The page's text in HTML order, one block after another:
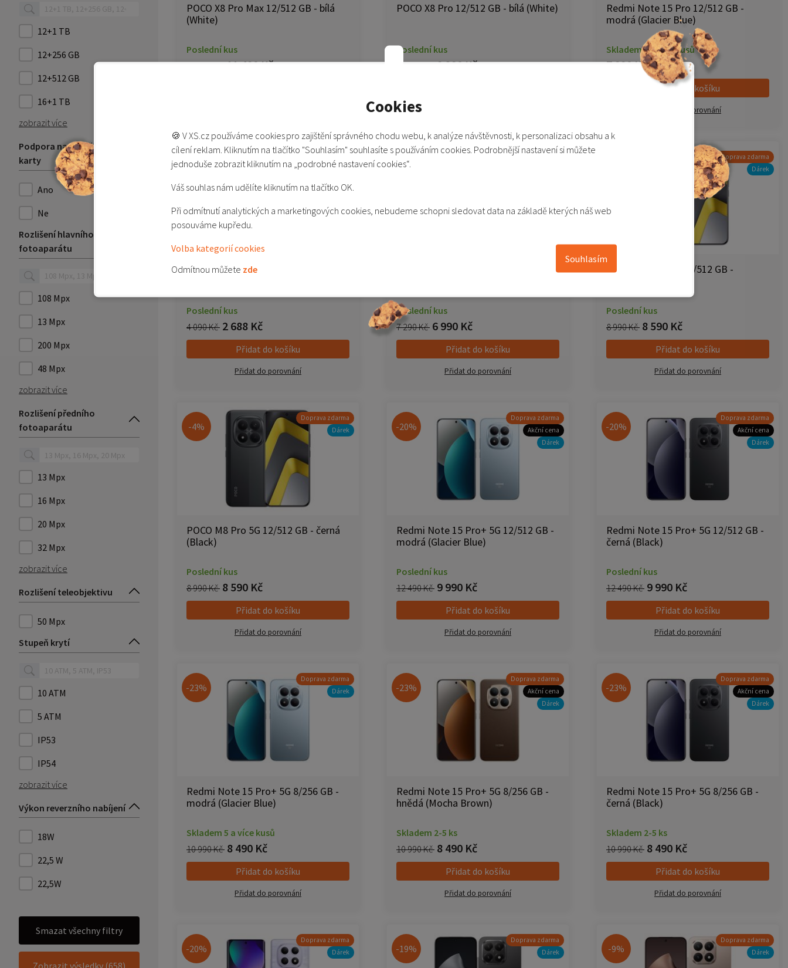
Cookies
🍪 V XS.cz používáme cookies pro zajištění správného chodu webu, k analýze návštěvnosti, k personalizaci obsahu a k
cílení reklam. Kliknutím na tlačítko "Souhlasím" souhlasíte s používáním cookies. Podrobnější nastavení si můžete
jednoduše zobrazit kliknutím na „podrobné nastavení cookies“.
Váš souhlas nám udělíte kliknutím na tlačítko OK.
Při odmítnutí analytických a marketingových cookies, nebudeme schopni sledovat data na základě kterých náš web
posouváme kupředu.
Volba kategorií cookies
Odmítnou můžete zde
Souhlasím
12+1 TB
12+256 GB
12+512 GB
16+1 TB
zobrazit více
Podpora na paměťové
karty
Ano
Ne
Rozlišení hlavního
fotoaparátu
108 Mpx
13 Mpx
200 Mpx
48 Mpx
zobrazit více
Rozlišení předního
fotoaparátu
13 Mpx
16 Mpx
20 Mpx
32 Mpx
zobrazit více
Rozlišení teleobjektivu
50 Mpx
Stupeň krytí
10 ATM
5 ATM
IP53
IP54
zobrazit více
Výkon reverzního nabíjení
18W
22,5 W
22,5W
Smazat všechny filtry
POCO X8 Pro Max 12/512 GB - bílá
(White)
Poslední kus
13 290 Kč 11 490 Kč
POCO X8 Pro 12/512 GB - bílá (White)
Poslední kus
10 790 Kč 9 290 Kč
Redmi Note 15 Pro 12/512 GB -
modrá (Glacier Blue)
Skladem 5 a více kusů
7 990 Kč
Přidat do košíku
Přidat do porovnání
-34%
Dárek
Rozbaleno - Redmi 15C 5G 4/128 GB
Poslední kus
4 090 Kč 2 688 Kč
Přidat do košíku
Přidat do porovnání
-4%
Doprava zdarma
Poslední kus
7 290 Kč 6 990 Kč
Přidat do košíku
Přidat do porovnání
Doprava zdarma
Dárek
POCO M8 Pro 5G 12/512 GB -
Poslední kus
8 990 Kč 8 590 Kč
Přidat do košíku
Přidat do porovnání
-4%
Doprava zdarma
Dárek
POCO M8 Pro 5G 12/512 GB - černá
(Black)
Poslední kus
8 990 Kč 8 590 Kč
Přidat do košíku
Přidat do porovnání
-20%
Doprava zdarma
Akční cena
Dárek
Redmi Note 15 Pro+ 5G 12/512 GB -
modrá (Glacier Blue)
Poslední kus
12 490 Kč 9 990 Kč
Přidat do košíku
Přidat do porovnání
-20%
Doprava zdarma
Akční cena
Dárek
Redmi Note 15 Pro+ 5G 12/512 GB -
černá (Black)
Poslední kus
12 490 Kč 9 990 Kč
Přidat do košíku
Přidat do porovnání
-23%
Doprava zdarma
Dárek
Redmi Note 15 Pro+ 5G 8/256 GB -
modrá (Glacier Blue)
Skladem 5 a více kusů
10 990 Kč 8 490 Kč
Přidat do košíku
Přidat do porovnání
-23%
Doprava zdarma
Akční cena
Dárek
Redmi Note 15 Pro+ 5G 8/256 GB -
hnědá (Mocha Brown)
Skladem 2-5 ks
10 990 Kč 8 490 Kč
Přidat do košíku
Přidat do porovnání
-23%
Doprava zdarma
Akční cena
Dárek
Redmi Note 15 Pro+ 5G 8/256 GB -
černá (Black)
Skladem 2-5 ks
10 990 Kč 8 490 Kč
Přidat do košíku
Přidat do porovnání
-20%
Doprava zdarma
Dárek
-19%
Doprava zdarma
Dárek
-9%
Doprava zdarma
Dárek